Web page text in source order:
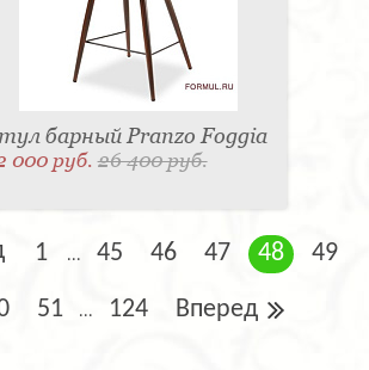
барный Pranzo Foggia
000 руб.26 400 руб.
1 ... 45 46 47 48 49
51 ... 124 Вперед